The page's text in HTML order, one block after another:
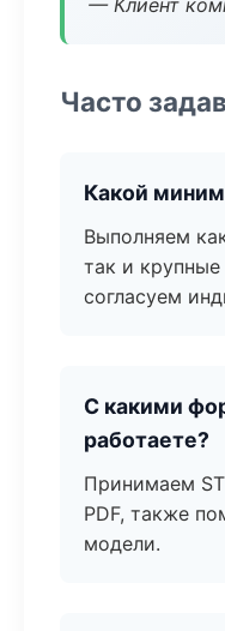
— Клиент
Часто
Какой
Выполняем
так и
согласуем
С какими
работаете?
Принимаем
PDF, также
модели.